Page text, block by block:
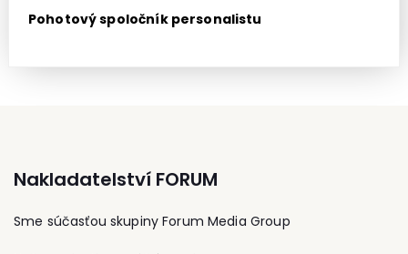
Pohotový spoločník personalistu
Nakladatelství FORUM
Sme súčasťou skupiny Forum Media Group